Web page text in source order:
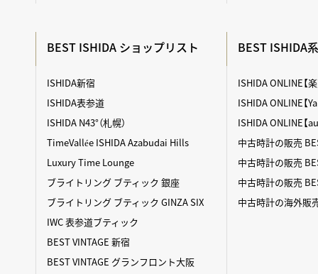
BEST ISHIDA ショップリスト
ISHIDA新宿
ISHIDA表参道
ISHIDA N43°（札幌）
TimeVallée ISHIDA Azabudai Hills
Luxury Time Lounge
ブライトリング ブティック 銀座
ブライトリング ブティック GINZA SIX
IWC 表参道ブティック
BEST VINTAGE 新宿
BEST VINTAGE グランフロント大阪
BEST ISHIDA
ISHIDA ONLINE【
ISHIDA ONLINE【
ISHIDA ONLINE【
中古時計の販売
中古時計の販売
中古時計の販売
中古時計の海外販